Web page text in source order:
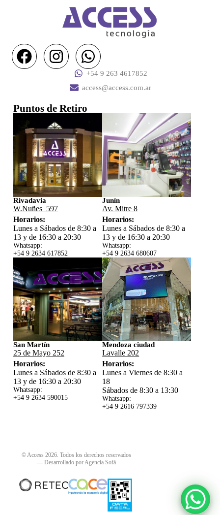
+54 9 263 4617852
access@access.com.ar
Puntos de Retiro
Rivadavia
W.Nuñes 597
Horarios:
Lunes a Sábados de 8:30 a
13 y de 16:30 a 20:30
Whatsapp:
+54 9 2634 617852
Junín
Av. Mitre 8
Horarios:
Lunes a Sábados de 8:30 a
13 y de 16:30 a 20:30
Whatsapp:
+54 9 2634 680607
San Martín
25 de Mayo 252
Horarios:
Lunes a Sábados de 8:30 a
13 y de 16:30 a 20:30
Whatsapp:
+54 9 2634 590015
Mendoza ciudad
Lavalle 202
Horarios:
Lunes a Viernes de 8:30 a
18
Sábados de 8:30 a 13:30
Whatsapp:
+54 9 2616 797339
© Access 2026. Todos los derechos reservados
— Desarrollado por Agencia Sofá